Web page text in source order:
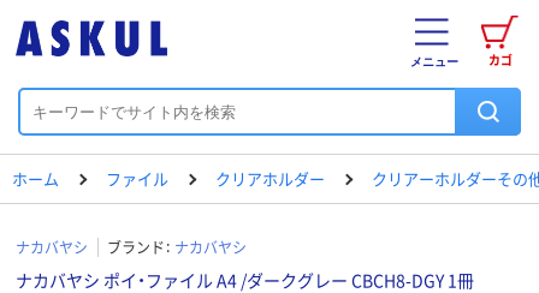
カゴ
メニュー
ホーム ファイル クリアホルダー クリアーホルダーその
ナカバヤシ ブランド： ナカバヤシ
ナカバヤシ ポイ・ファイル A4 /ダークグレー CBCH8-DGY 1冊